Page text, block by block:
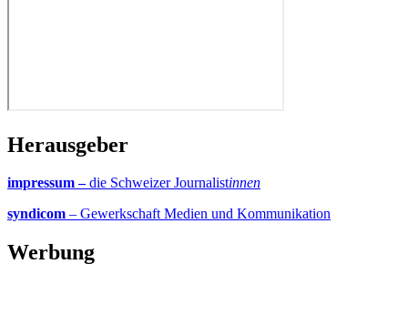
Herausgeber
impressum –die Schweizer Journalistinnen
syndicom – Gewerkschaft Medien und Kommunikation
Werbung